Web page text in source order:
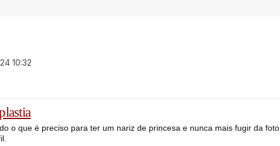
10:32
o que é preciso para ter um nariz de princesa e nunca mais fugir da foto